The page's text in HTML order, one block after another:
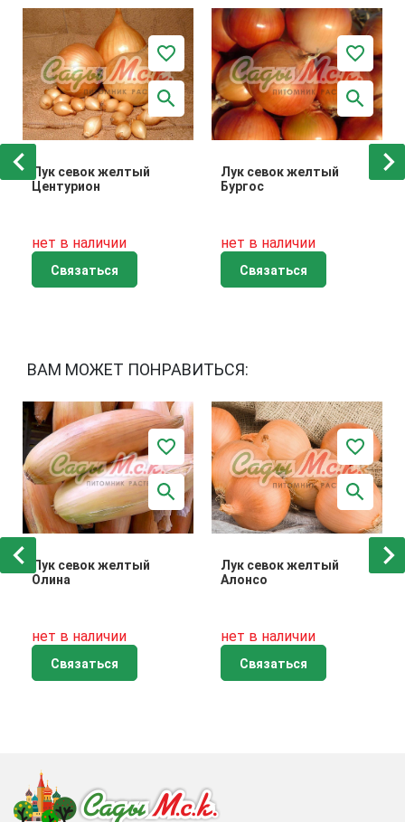
Лук севок желтый
Центурион
нет в наличии
Связаться
Лук севок желтый
Бургос
нет в наличии
Связаться
ВАМ МОЖЕТ ПОНРАВИТЬСЯ:
Лук севок желтый
Олина
нет в наличии
Связаться
Лук севок желтый
Алонсо
нет в наличии
Связаться